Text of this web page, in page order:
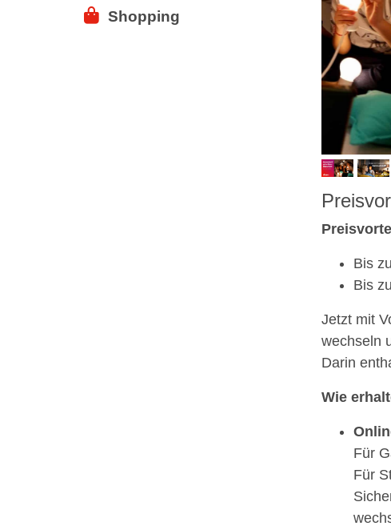
Shopping
Bis
Bis
Jetzt mit
wechseln
Darin
Wie
Für
Für